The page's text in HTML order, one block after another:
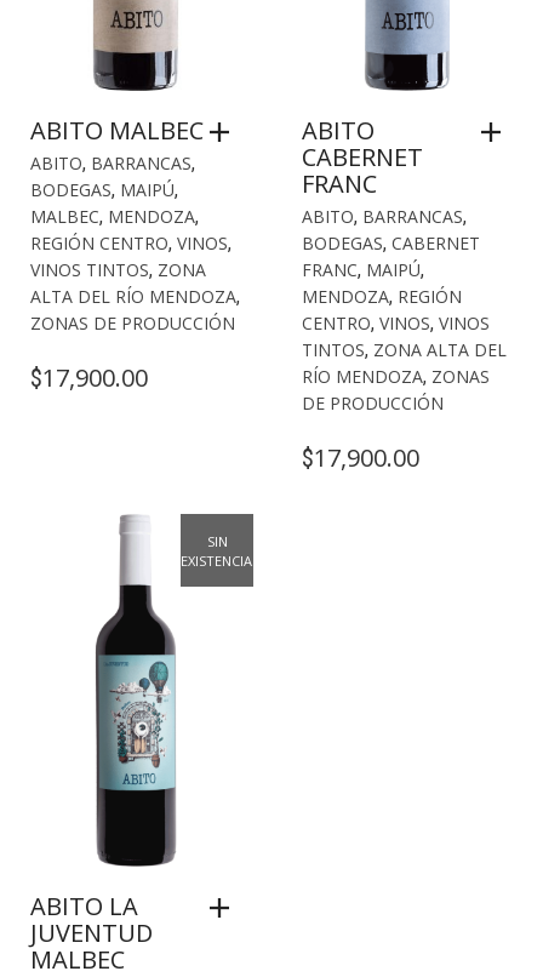
ABITO MALBEC
ABITO, BARRANCAS,
BODEGAS, MAIPÚ,
MALBEC, MENDOZA,
REGIÓN CENTRO, VINOS,
VINOS TINTOS, ZONA
ALTA DEL RÍO MENDOZA,
ZONAS DE PRODUCCIÓN
$17,900.00
ABITO
CABERNET
FRANC
ABITO, BARRANCAS,
BODEGAS, CABERNET
FRANC, MAIPÚ,
MENDOZA, REGIÓN
CENTRO, VINOS, VINOS
TINTOS, ZONA ALTA DEL
RÍO MENDOZA, ZONAS
DE PRODUCCIÓN
$17,900.00
SIN
EXISTENCIAS
ABITO LA
JUVENTUD
MALBEC